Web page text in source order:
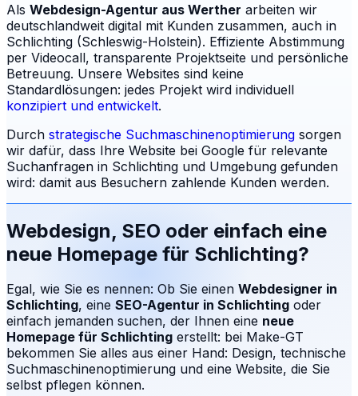
Als Webdesign-Agentur aus Werther arbeiten wir
deutschlandweit digital mit Kunden zusammen, auch in
Schlichting (Schleswig-Holstein). Effiziente Abstimmung
per Videocall, transparente Projektseite und persönliche
Betreuung. Unsere Websites sind keine
Standardlösungen: jedes Projekt wird individuell
konzipiert und entwickelt.
Durch strategische Suchmaschinenoptimierung sorgen
wir dafür, dass Ihre Website bei Google für relevante
Suchanfragen in Schlichting und Umgebung gefunden
wird: damit aus Besuchern zahlende Kunden werden.
Webdesign, SEO oder einfach eine
neue Homepage für Schlichting?
Egal, wie Sie es nennen: Ob Sie einen Webdesigner in
Schlichting, eine SEO-Agentur in Schlichting oder
einfach jemanden suchen, der Ihnen eine neue
Homepage für Schlichting erstellt: bei Make-GT
bekommen Sie alles aus einer Hand: Design, technische
Suchmaschinenoptimierung und eine Website, die Sie
selbst pflegen können.